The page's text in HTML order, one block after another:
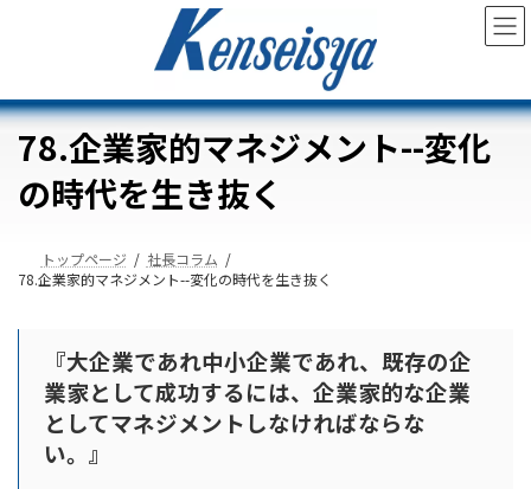
ツ
へ
シ
ョ78.企業家的マネジメント--変化
の時代を生き抜く
トップページ
社長コラム
78.企業家的マネジメント--変化の時代を生き抜く
『大企業であれ中小企業であれ、既存の企
業家として成功するには、企業家的な企業
としてマネジメントしなければならな
い。』